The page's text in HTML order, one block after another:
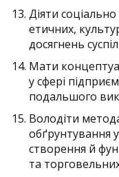
Діяти
етичних,
досягнень
Мати
у сфері
подальшого
Володіти
обґрунтування
створення й
та